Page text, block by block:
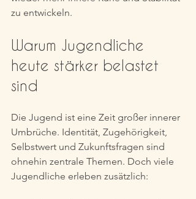
zu entwickeln.
Warum Jugendliche
heute stärker belastet
sind
Die Jugend ist eine Zeit großer innerer
Umbrüche. Identität, Zugehörigkeit,
Selbstwert und Zukunftsfragen sind
ohnehin zentrale Themen. Doch viele
Jugendliche erleben zusätzlich: